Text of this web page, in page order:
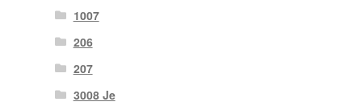
1007
206
207
3008 Je